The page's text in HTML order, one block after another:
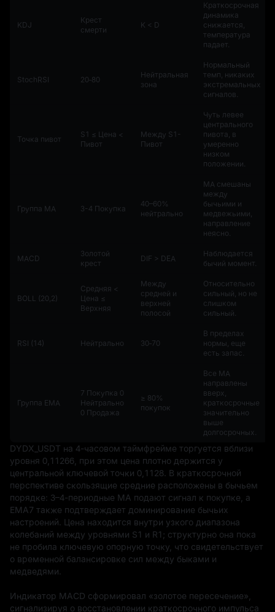
KDJ
Крест
смерти
K < D
Краткосрочная
динамика
снижается,
температура
падает.
StochRSI 20‑80
Нейтральная
зона
Нормальный
темп, никаких
экстремальных
сигналов.
Точка пивот
S1 ≤ Цена <
Пивот
Между S1-
Пивот
Чуть левее
центрального
пивота, в
умеренно
низком
положении.
Группа МА 3-4 Покупка
40–60%
нейтрально
МА смешаны
между
бычьими и
медвежьими,
направление
неясно.
MACD
Золотой
крест
DIF > DEA
Наблюдается
бычий момент.
BOLL (20,2)
Средняя <
Цена ≤
Верхняя
Между
средней и
верхней
полосой
Относительно
сильный, но не
слишком
сильный.
RSI (14) Нейтрально 30‑70
В пределах
нормы, еще
есть запас.
Группа EMA
7 Покупка 0
Нейтрально
0 Продажа
≥ 80%
покупок
Все МА
направлены
вверх,
краткосрочные
значительно
выше
долгосрочных.
DYDX_USDT на 4-часовом таймфрейме торгуется вблизи
уровня 0,11266, при этом цена плотно держится у
центральной ключевой точки 0,1128. В краткосрочной
перспективе скользящие средние расположены в бычьем
порядке: 3–4-периодные МА подают сигнал к покупке, а
EMA7 также подтверждает доминирование бычьих
настроений. Цена находится внутри узкого диапазона
колебаний между уровнями S1 и R1; структурно она пока
не пробила ключевую опорную точку, что свидетельствует
о временной балансировке сил между быками и
медведями.
Индикатор MACD сформировал «золотое пересечение»,
сигнализируя о восстановлении краткосрочного импульса